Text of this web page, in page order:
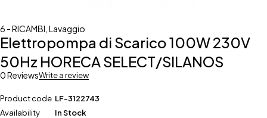
6 - RICAMBI Lavaggio
Elettropompa di Scarico 100W 230V
50Hz HORECA SELECT/SILANOS
0 ReviewsWrite a review
Product code LF-3122743
Availability
In Stock